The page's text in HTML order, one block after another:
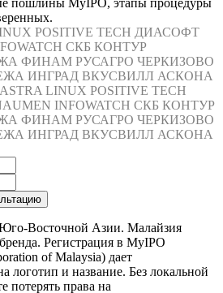
пошлины MyIPO, этапы процедуры
POSITIVE TECH ДИАСОФТ
СКБ КОНТУР
ФИНАМ РУСАГРО ЧЕРКИЗОВО
ИНГРАД ВКУСВИЛЛ АСКОНА
ASTRA LINUX POSITIVE TECH
INFOWATCH СКБ КОНТУР
ФИНАМ РУСАГРО ЧЕРКИЗОВО
ИНГРАД ВКУСВИЛЛ АСКОНА
Восточной Азии. Малайзия
Регистрация в MyIPO
of Malaysia) дает
логотип и название. Без локальной
потерять права на